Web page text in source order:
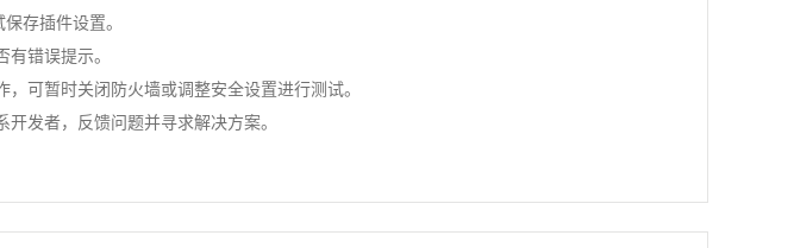
存插件设置。
错误提示。
可暂时关闭防火墙或调整安全设置进行测试。
发者，反馈问题并寻求解决方案。